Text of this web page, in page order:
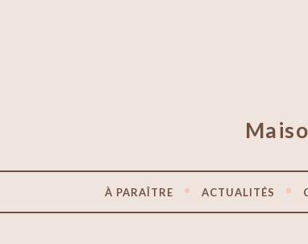
À PARAÎTRE ACTUALITÉS